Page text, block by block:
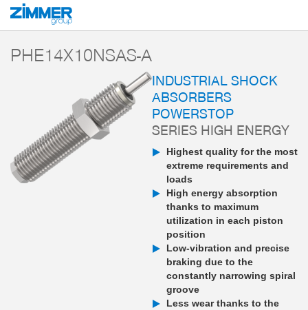
Start Products
PHE14X10NSAS-A
INDUSTRIAL SHOCK
ABSORBERS
POWERSTOP
SERIES HIGH ENERGY
Highest quality for the most
extreme requirements and
loads
High energy absorption
thanks to maximum
utilization in each piston
position
Low-vibration and precise
braking due to the
constantly narrowing spiral
groove
Less wear thanks to the